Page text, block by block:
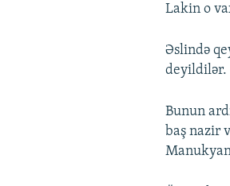
Lakin o
Əslində
deyildilər.
Bunun
baş nazir